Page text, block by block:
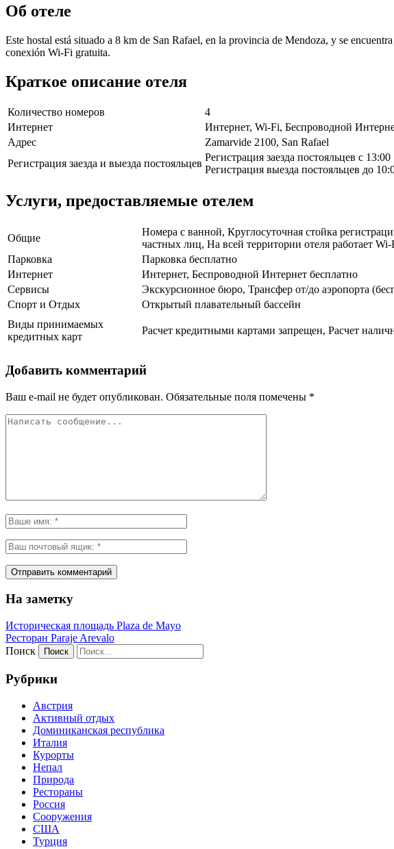
Об отеле
Este hostal está situado a 8 km de San Rafael, en la provincia de Mendoza, y se
conexión Wi-Fi gratuita.
Краткое описание отеля
Количество номеров
4
Интернет
Интернет, Wi-Fi, Беспроводной
Адрес
Zamarvide 2100, San Rafael
Регистрация заезда и выезда постояльцев
Регистрация заезда постояльцев с 13:00
Регистрация выезда постояльцев до
Услуги, предоставляемые отелем
Общие
Номера с ванной, Круглосуточная стойка
частных лиц, На всей территории отеля работает Wi-
Парковка
Парковка бесплатно
Интернет
Интернет, Беспроводной Интернет бесплатно
Сервисы
Экскурсионное бюро, Трансфер от/до аэропорта
Спорт и Отдых
Открытый плавательный бассейн
Виды принимаемых
кредитных карт
Расчет кредитными картами запрещен, Расчет
Добавить комментарий
Ваш e-mail не будет опубликован. Обязательные поля помечены *
На заметку
Историческая площадь Plaza de Mayo
Ресторан Paraje Arevalo
Поиск
Рубрики
Австрия
Активный отдых
Доминиканская республика
Италия
Курорты
Непал
Природа
Рестораны
Россия
Сооружения
США
Турция